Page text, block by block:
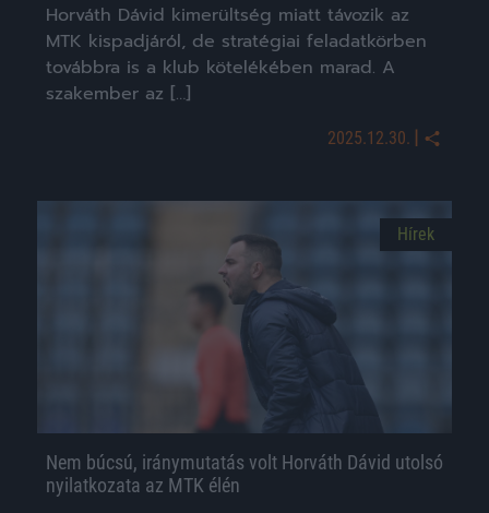
Horváth Dávid kimerültség miatt távozik az
MTK kispadjáról, de stratégiai feladatkörben
továbbra is a klub kötelékében marad. A
szakember az […]
2025.12.30. |
Hírek
Nem búcsú, iránymutatás volt Horváth Dávid utolsó
nyilatkozata az MTK élén